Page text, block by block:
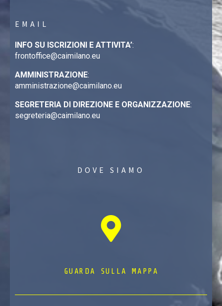
EMAIL
INFO SU ISCRIZIONI E ATTIVITA’:
frontoffice@caimilano.eu
AMMINISTRAZIONE:
amministrazione@caimilano.eu
SEGRETERIA DI DIREZIONE E ORGANIZZAZIONE:
segreteria@caimilano.eu
DOVE SIAMO
GUARDA SULLA MAPPA